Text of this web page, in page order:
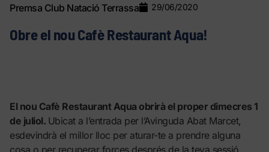
Premsa Club Natació Terrassa 29/06/2020
Obre el nou Cafè Restaurant Aqua!
El nou Cafè Restaurant Aqua obrirà el proper dimecres 1
de juliol. Ubicat a l’entrada per l’Avinguda Abat Marcet,
esdevindrà el millor lloc per aturar-te a prendre alguna
cosa o per recuperar forces després de la teva sessió